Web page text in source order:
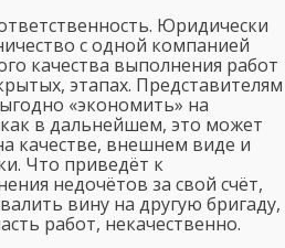
Юридически
с одной компанией
качества выполнения работ
этапах. Представителям
«экономить» на
в дальнейшем, это может
качестве, внешнем виде и
Что приведёт к
недочётов за свой счёт,
вину на другую бригаду,
работ, некачественно.